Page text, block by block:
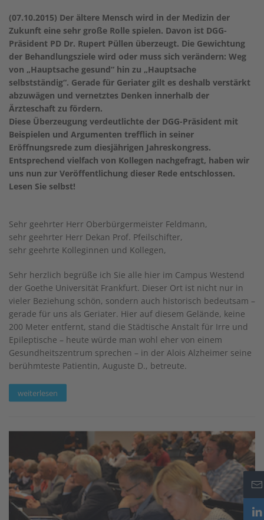
(07.10.2015) Der ältere Mensch wird in der Medizin der
Zukunft eine sehr große Rolle spielen. Davon ist DGG-
Präsident PD Dr. Rupert Püllen überzeugt. Die Gewichtung
der Behandlungsziele wird oder muss sich verändern: Weg
von „Hauptsache gesund“ hin zu „Hauptsache
selbstständig“. Gerade für Geriater gilt es deshalb verstärkt
abzuwägen und vernetztes Denken innerhalb der
Ärzteschaft zu fördern.
Diese Überzeugung verdeutlichte der DGG-Präsident mit
Beispielen und Argumenten trefflich in seiner
Eröffnungsrede zum diesjährigen Jahreskongress.
Entsprechend vielfach von Kollegen nachgefragt, haben wir
uns nun zur Veröffentlichung dieser Rede entschlossen.
Lesen Sie selbst!
Sehr geehrter Herr Oberbürgermeister Feldmann,
sehr geehrter Herr Dekan Prof. Pfeilschifter,
sehr geehrte Kolleginnen und Kollegen,
Sehr herzlich begrüße ich Sie alle hier im Campus Westend
der Goethe Universität Frankfurt. Dieser Ort ist nicht nur in
vieler Beziehung schön, sondern auch historisch bedeutsam –
gerade für uns als Geriater. Hier auf diesem Gelände, keine
200 Meter entfernt, stand die Städtische Anstalt für Irre und
Epileptische – heute würde man wohl eher von einem
Gesundheitszentrum sprechen – in der Alois Alzheimer seine
berühmteste Patientin, Auguste D., betreute.
weiterlesen